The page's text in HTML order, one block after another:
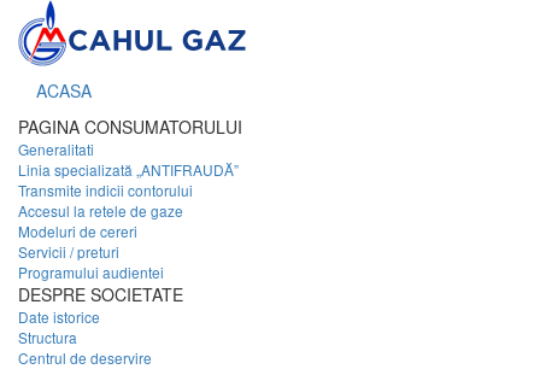
ACASA
PAGINA CONSUMATORULUI
Generalitati
Linia specializată „ANTIFRAUDĂ”
Transmite indicii contorului
Accesul la retele de gaze
Modeluri de cereri
Servicii / preturi
Programului audientei
DESPRE SOCIETATE
Date istorice
Structura
Centrul de deservire